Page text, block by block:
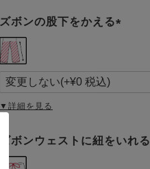
ズボンの股下をかえる
須
)
▼詳細を見る
ズボンウェストに紐をいれる